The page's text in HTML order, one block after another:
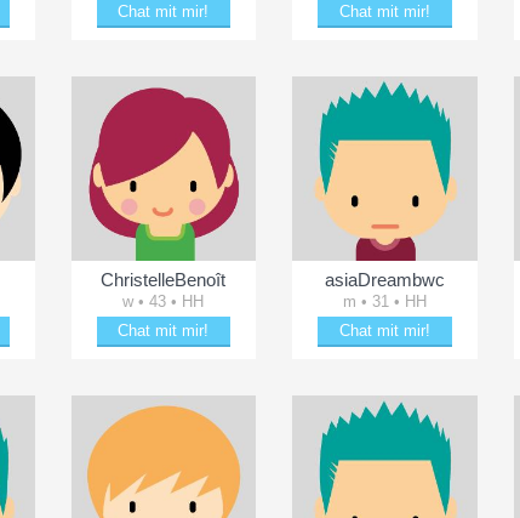
Chat mit mir! Chat mit mir!
ChristelleBenoît
w • 43 • HH
Chat mit mir!
asiaDreambwc
m • 31 • HH
Chat mit mir!